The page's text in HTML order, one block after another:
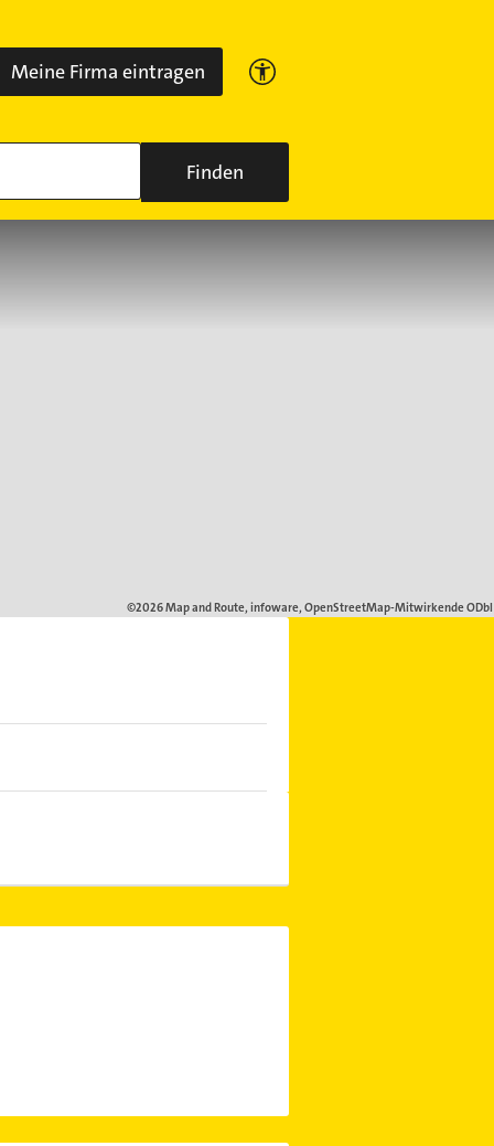
Meine Firma eintragen
Finden